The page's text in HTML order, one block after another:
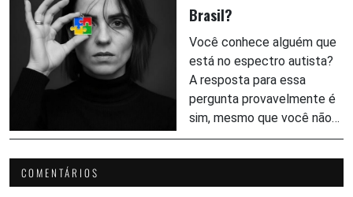
Brasil?
Você conhece alguém que
está no espectro autista?
A resposta para essa
pergunta provavelmente é
sim, mesmo que você não…
COMENTÁRIOS